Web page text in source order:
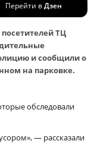
Перейти вДзен
ТЦ
и сообщили о
на парковке.
обследовали
— рассказали